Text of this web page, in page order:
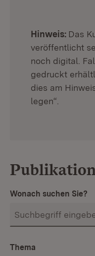
Hinweis: Das
veröffentlicht
noch digital.
gedruckt
dies am
legen“.
Wonach suchen Sie?
Thema